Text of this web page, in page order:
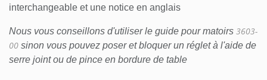
interchangeable et une notice en anglais
Nous vous conseillons d'utiliser le guide pour
matoirs3603-00sinon vous pouvez poser et bloquer
un réglet à l'aide de serre joint ou de pince en